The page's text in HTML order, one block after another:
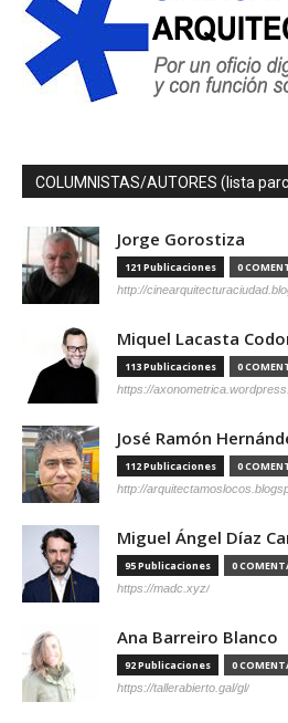
COLUMNISTAS/AUTORES (lista
Jorge Gorostiza
121 Publicaciones 0
http://
Miquel Lacasta
113 Publicaciones 0
https://
José Ramón
112 Publicaciones 0
http://
Miguel Ángel Díaz
95 Publicaciones 0
https://madc.xyz/
Ana Barreiro Blanco
92 Publicaciones 0
https://tallerabierto.gal/gl/